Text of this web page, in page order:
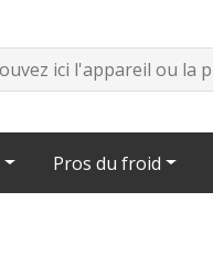
Pros du froid